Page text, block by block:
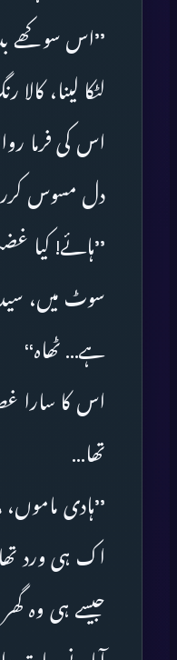
’’اس سوکھے
لٹکا لینا،
اس کی فرما
دل مسوس
’’ہائے! کیا
سوٹ میں،
ہے… ٹھاہ‘‘
اس کا سارا
تھا…
’’ہادی ماموں،
اک ہی ورد
جیسے ہی وہ